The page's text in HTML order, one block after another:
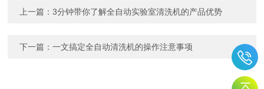
上一篇：3分钟带你了解全自动实验室清洗机的产品优势
下一篇：一文搞定全自动清洗机的操作注意事项